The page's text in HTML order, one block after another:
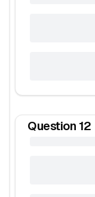
Question 12